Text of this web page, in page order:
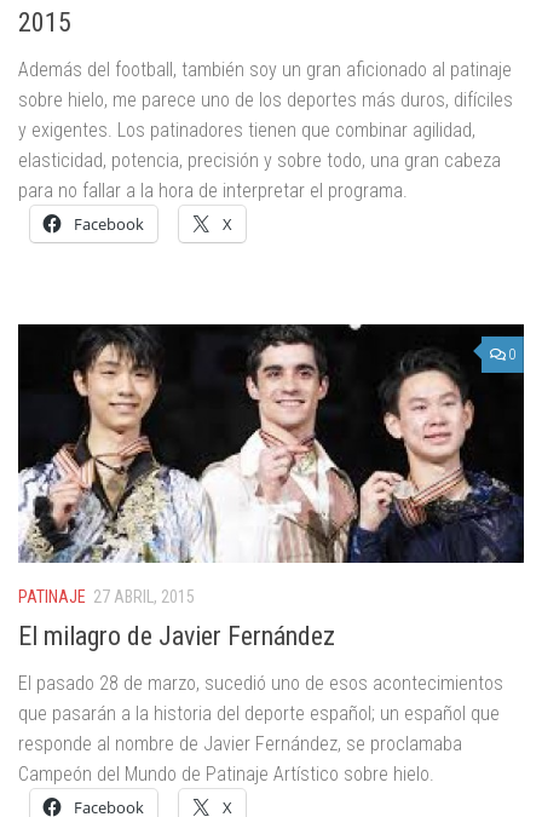
2015
Además del football, también soy un gran aficionado al patinaje
sobre hielo, me parece uno de los deportes más duros, difíciles
y exigentes. Los patinadores tienen que combinar agilidad,
elasticidad, potencia, precisión y sobre todo, una gran cabeza
para no fallar a la hora de interpretar el programa.
Facebook X
0
PATINAJE 27 ABRIL, 2015
El milagro de Javier Fernández
El pasado 28 de marzo, sucedió uno de esos acontecimientos
que pasarán a la historia del deporte español; un español que
responde al nombre de Javier Fernández, se proclamaba
Campeón del Mundo de Patinaje Artístico sobre hielo.
Facebook X